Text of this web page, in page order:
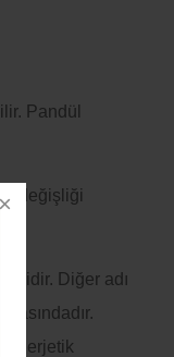
Pandül
değişliği
Diğer adı
arasındadır.
, enerjetik